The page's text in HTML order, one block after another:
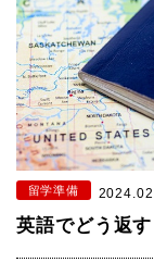
留学準備
英語でどう返